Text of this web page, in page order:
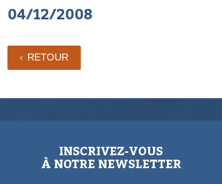
04/12/2008
RETOUR
INSCRIVEZ-VOUS
À NOTRE NEWSLETTER